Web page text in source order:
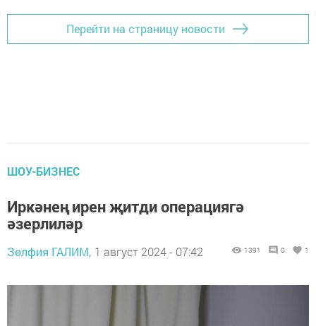
Перейти на страницу новости
ШОУ-БИЗНЕС
Иркәнең ирен җитди операциягә
әзерлиләр
Зөлфия ГАЛИМ, 1 август 2024 - 07:42 1391 0 1